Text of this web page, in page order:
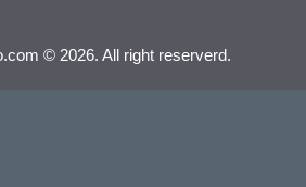
© 2026. All right reserverd.